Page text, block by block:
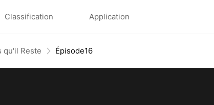
Classification Application
qu'il Reste Épisode16